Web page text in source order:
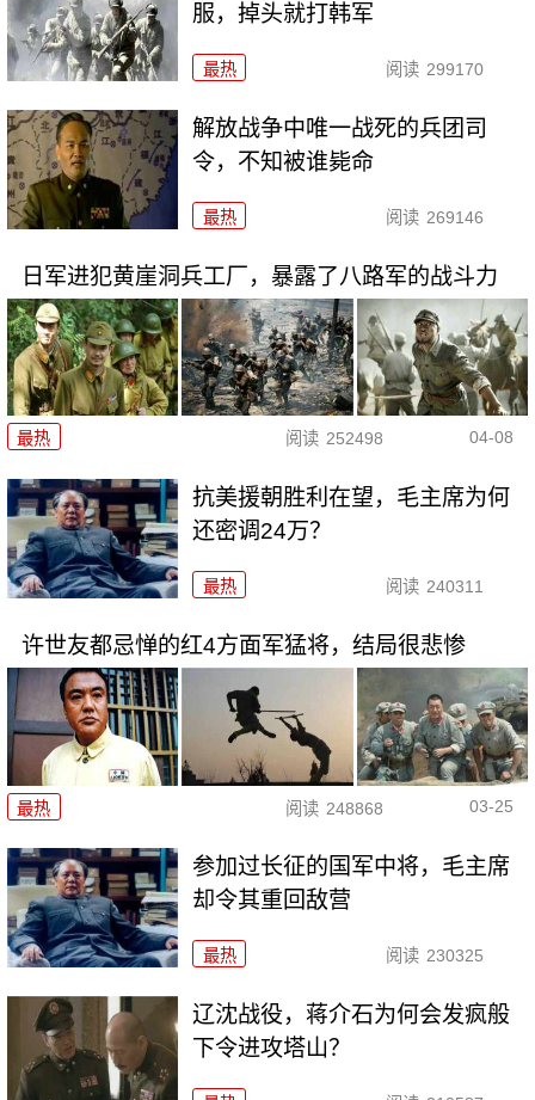
服，掉头就打韩军
最热 阅读 299170
解放战争中唯一战死的兵团司
令，不知被谁毙命
最热 阅读 269146
日军进犯黄崖洞兵工厂，暴露了八路军的战斗力
最热 阅读 252498 04-08
抗美援朝胜利在望，毛主席为何
还密调24万？
最热 阅读 240311
许世友都忌惮的红4方面军猛将，结局很悲惨
最热 阅读 248868 03-25
参加过长征的国军中将，毛主席
却令其重回敌营
最热 阅读 230325
辽沈战役，蒋介石为何会发疯般
下令进攻塔山？